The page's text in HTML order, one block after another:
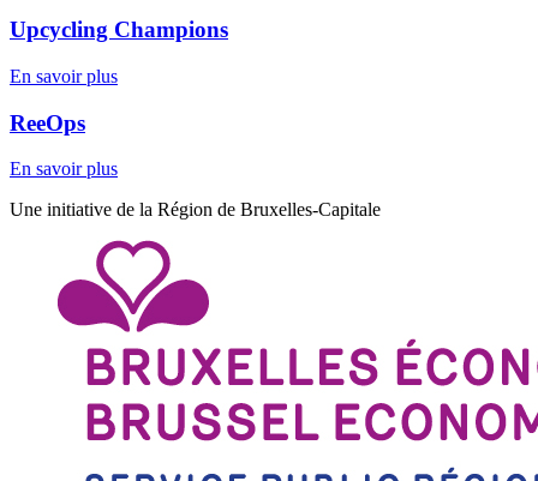
Upcycling Champions
En savoir plus
ReeOps
En savoir plus
Une initiative de la Région de Bruxelles-Capitale